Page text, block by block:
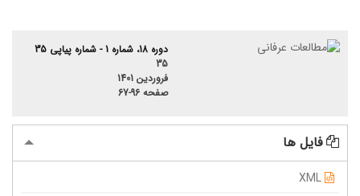
دوره 18، شماره 1 - شماره پیاپی 35
35
فروردین 1401
صفحه 67-96
فایل ها